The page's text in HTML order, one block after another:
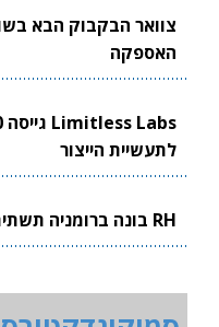
האספקה
לתעשיית הייצור
RH בונה ברומניה תשתית ייצור ביטחוני ישראלית